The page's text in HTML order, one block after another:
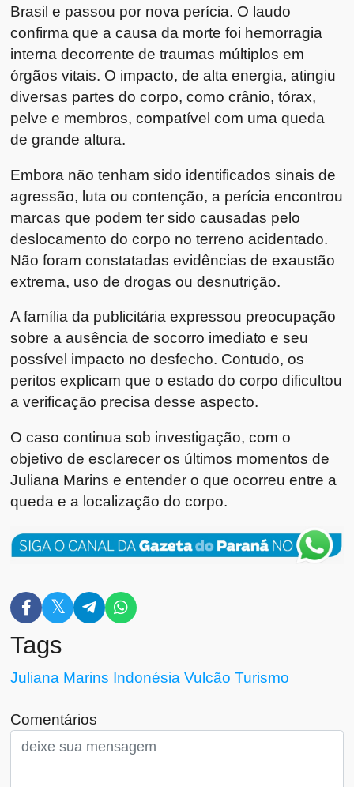
Brasil e passou por nova perícia. O laudo
confirma que a causa da morte foi hemorragia
interna decorrente de traumas múltiplos em
órgãos vitais. O impacto, de alta energia, atingiu
diversas partes do corpo, como crânio, tórax,
pelve e membros, compatível com uma queda
de grande altura.
Embora não tenham sido identificados sinais de
agressão, luta ou contenção, a perícia encontrou
marcas que podem ter sido causadas pelo
deslocamento do corpo no terreno acidentado.
Não foram constatadas evidências de exaustão
extrema, uso de drogas ou desnutrição.
A família da publicitária expressou preocupação
sobre a ausência de socorro imediato e seu
possível impacto no desfecho. Contudo, os
peritos explicam que o estado do corpo dificultou
a verificação precisa desse aspecto.
O caso continua sob investigação, com o
objetivo de esclarecer os últimos momentos de
Juliana Marins e entender o que ocorreu entre a
queda e a localização do corpo.
Tags
Juliana Marins IndonésiaVulcão Turismo
Comentários